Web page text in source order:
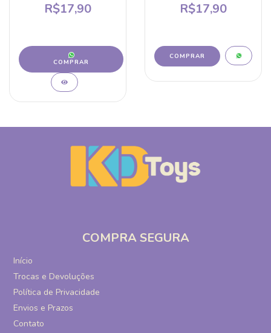
R$17,90
COMPRAR
R$17,90
COMPRA SEGURA
Início
Trocas e Devoluções
Política de Privacidade
Envios e Prazos
Contato